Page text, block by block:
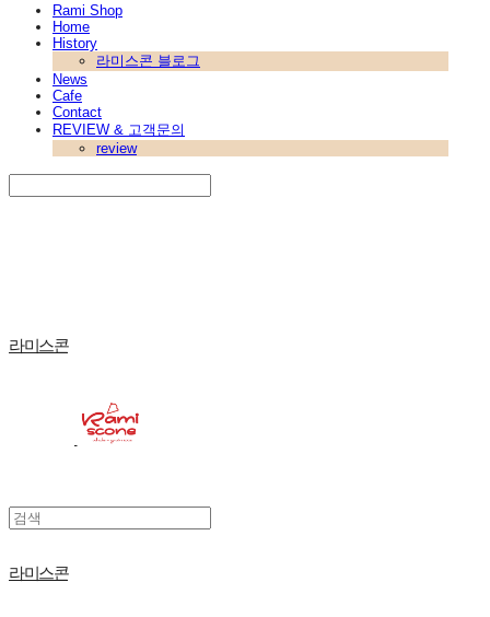
Rami Shop
Home
History
라미스콘 블로그
News
Cafe
Contact
REVIEW & 고객문의
review
라미스콘
라미스콘